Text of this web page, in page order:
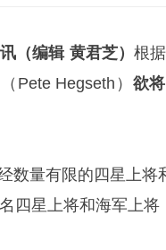
（编辑 黄君芝）根
Pete Hegseth） 欲
数量有限的四星上
四星上将和海军上将